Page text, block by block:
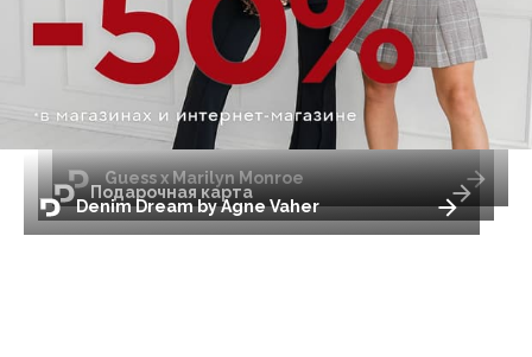
Denim Dream by Agne Vaher
Подарочная карта
Guess x Marilyn Monroe